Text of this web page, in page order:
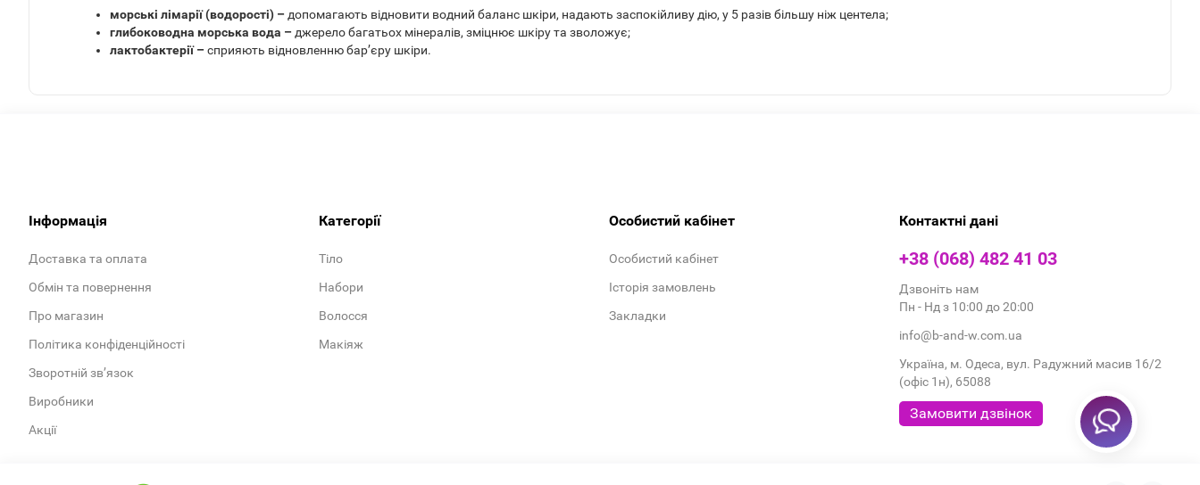
морські лімарії (водорості) – допомагають відновити водний баланс шкіри, надають заспокійливу дію, у 5 разів більшу ніж центела;
глибоководна морська вода – джерело багатьох мінералів, зміцнює шкіру та зволожує;
лактобактерії – сприяють відновленню барʼєру шкіри.
Контактні дані
+38 (068) 482 41 03
Дзвоніть нам
Пн - Нд з 10:00 до 20:00
info@b-and-w.com.ua
Україна, м. Одеса, вул. Радужний масив 16/2
(офіс 1н), 65088
Замовити дзвінок
Інформація
Доставка та оплата
Обмін та повернення
Про магазин
Політика конфіденційності
Зворотній зв’язок
Виробники
Акції
Категорії
Тіло
Набори
Волосся
Макіяж
Особистий кабінет
Особистий кабінет
Історія замовлень
Закладки